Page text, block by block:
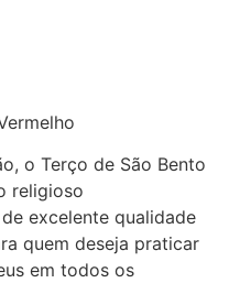
o Terço de São Bento
religioso
excelente qualidade
quem deseja praticar
em todos os